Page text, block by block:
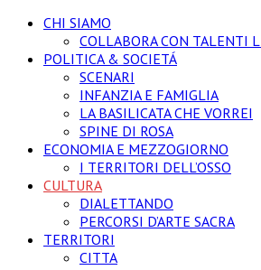
CHI SIAMO
COLLABORA CON TALENTI
POLITICA & SOCIETÁ
SCENARI
INFANZIA E FAMIGLIA
LA BASILICATA CHE VORREI
SPINE DI ROSA
ECONOMIA E MEZZOGIORNO
I TERRITORI DELL’OSSO
CULTURA
DIALETTANDO
PERCORSI D’ARTE SACRA
TERRITORI
CITTA